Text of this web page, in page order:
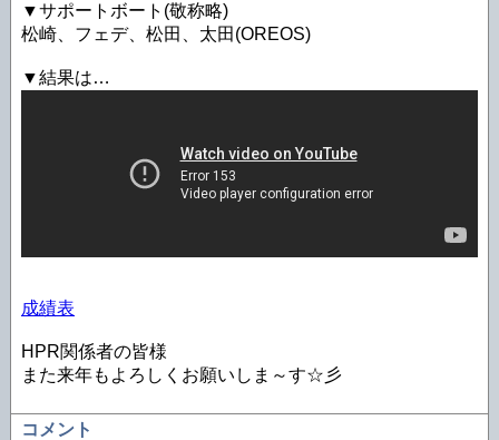
▼サポートボート(敬称略)
松崎、フェデ、松田、太田(OREOS)
▼結果は…
成績表
HPR関係者の皆様
また来年もよろしくお願いしま～す☆彡
コメント